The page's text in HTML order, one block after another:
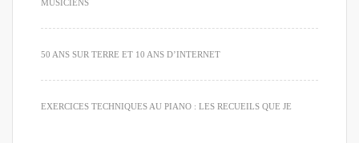
MUSICIENS
50 ANS SUR TERRE ET 10 ANS D’INTERNET
EXERCICES TECHNIQUES AU PIANO : LES RECUEILS QUE JE